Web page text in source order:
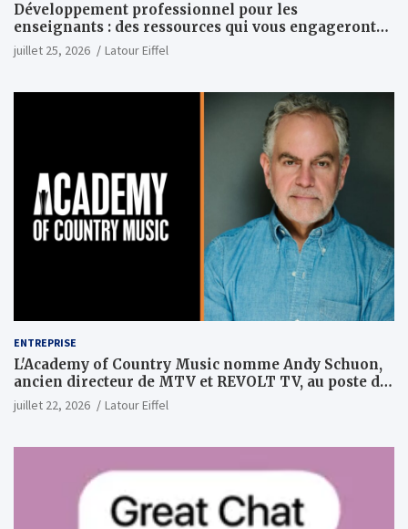
Développement professionnel pour les
enseignants : des ressources qui vous engageront
vraiment
juillet 25, 2026 Latour Eiffel
ENTREPRISE
L'Academy of Country Music nomme Andy Schuon,
ancien directeur de MTV et REVOLT TV, au poste de
PDG
juillet 22, 2026 Latour Eiffel